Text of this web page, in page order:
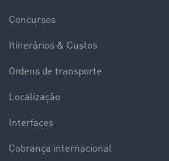
Concursos
Itinerários & Custos
Ordens de transporte
Localização
Interfaces
Cobrança internacional